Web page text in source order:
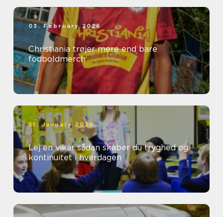
03. February 2026
Christiania trøjer mere end bare
fodboldmerch
31. January 2026
Lej en vikar sådan skaber du tryghed og
kontinuitet i hverdagen